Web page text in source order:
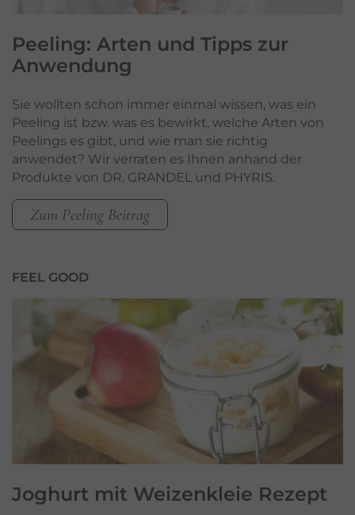
Peeling: Arten und Tipps zur
Anwendung
Sie wollten schon immer einmal wissen, was ein
Peeling ist bzw. was es bewirkt, welche Arten von
Peelings es gibt, und wie man sie richtig
anwendet? Wir verraten es Ihnen anhand der
Produkte von DR. GRANDEL und PHYRIS.
Zum Peeling Beitrag
FEEL GOOD
Joghurt mit Weizenkleie Rezept